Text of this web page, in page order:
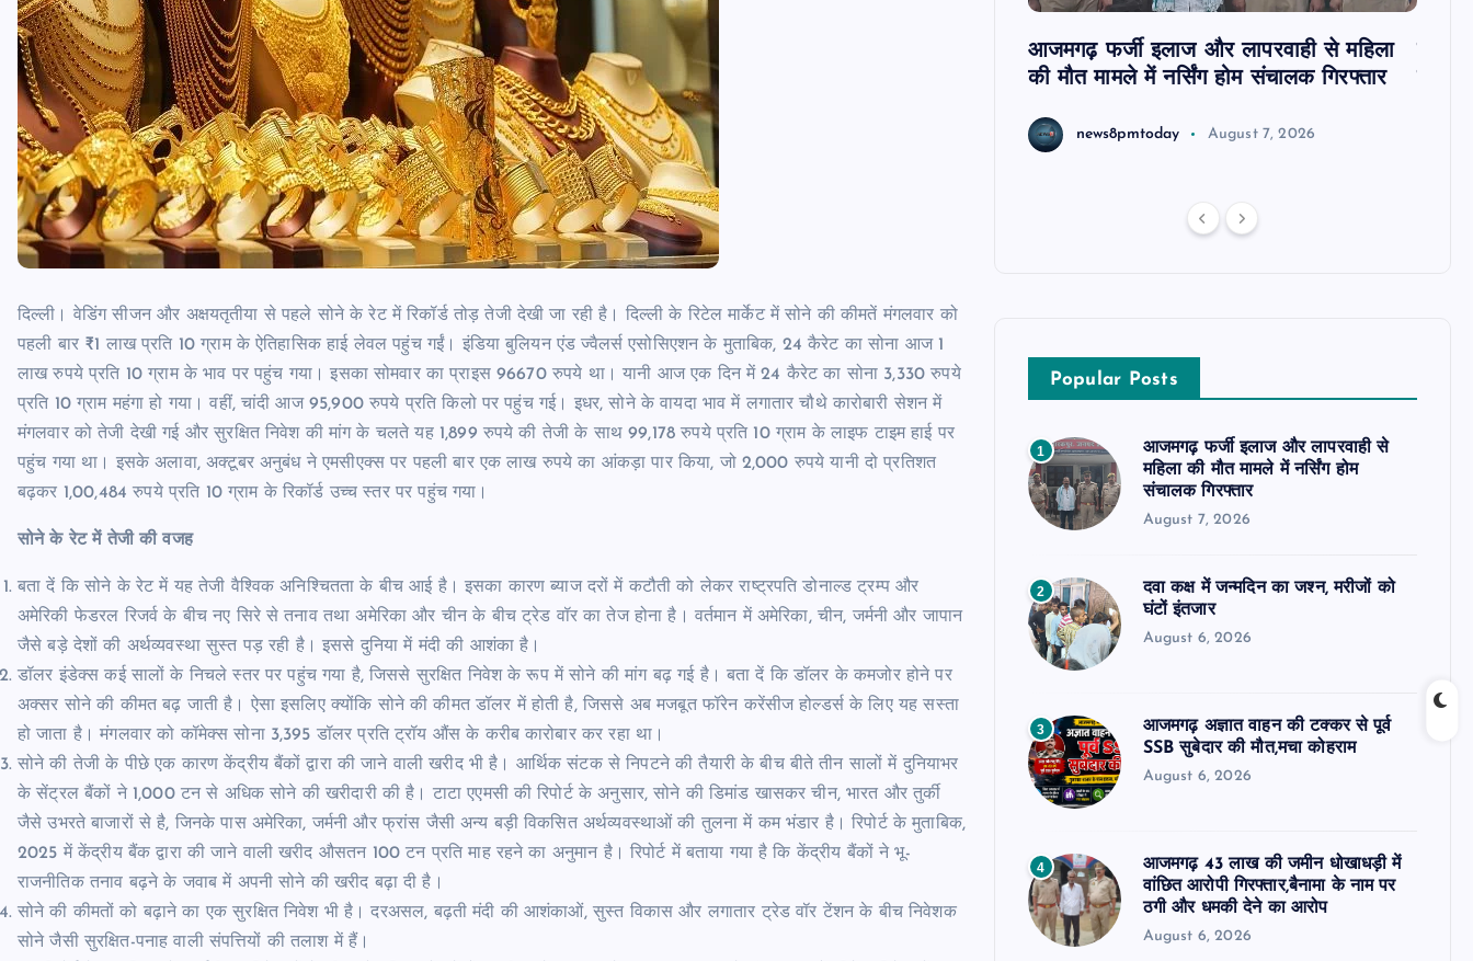
दिल्ली। वेडिंग सीजन और अक्षयतृतीया से पहले सोने के रेट में रिकॉर्ड तोड़ तेजी देखी जा रही है। दिल्ली के रिटेल मार्केट में सोने की कीमतें मंगलवार को
पहली बार ₹1 लाख प्रति 10 ग्राम के ऐतिहासिक हाई लेवल पहुंच गईं। इंडिया बुलियन एंड ज्वैलर्स एसोसिएशन के मुताबिक, 24 कैरेट का सोना आज 1
लाख रुपये प्रति 10 ग्राम के भाव पर पहुंच गया। इसका सोमवार का प्राइस 96670 रुपये था। यानी आज एक दिन में 24 कैरेट का सोना 3,330 रुपये
प्रति 10 ग्राम महंगा हो गया। वहीं, चांदी आज 95,900 रुपये प्रति किलो पर पहुंच गई। इधर, सोने के वायदा भाव में लगातार चौथे कारोबारी सेशन में
मंगलवार को तेजी देखी गई और सुरक्षित निवेश की मांग के चलते यह 1,899 रुपये की तेजी के साथ 99,178 रुपये प्रति 10 ग्राम के लाइफ टाइम हाई पर
पहुंच गया था। इसके अलावा, अक्टूबर अनुबंध ने एमसीएक्स पर पहली बार एक लाख रुपये का आंकड़ा पार किया, जो 2,000 रुपये यानी दो प्रतिशत
बढ़कर 1,00,484 रुपये प्रति 10 ग्राम के रिकॉर्ड उच्च स्तर पर पहुंच गया।
सोने के रेट में तेजी की वजह
बता दें कि सोने के रेट में यह तेजी वैश्विक अनिश्चितता के बीच आई है। इसका कारण ब्याज दरों में कटौती को लेकर राष्ट्रपति डोनाल्ड ट्रम्प और
अमेरिकी फेडरल रिजर्व के बीच नए सिरे से तनाव तथा अमेरिका और चीन के बीच ट्रेड वॉर का तेज होना है। वर्तमान में अमेरिका, चीन, जर्मनी और जापान
जैसे बड़े देशों की अर्थव्यवस्था सुस्त पड़ रही है। इससे दुनिया में मंदी की आशंका है।
डॉलर इंडेक्स कई सालों के निचले स्तर पर पहुंच गया है, जिससे सुरक्षित निवेश के रूप में सोने की मांग बढ़ गई है। बता दें कि डॉलर के कमजोर होने पर
अक्सर सोने की कीमत बढ़ जाती है। ऐसा इसलिए क्योंकि सोने की कीमत डॉलर में होती है, जिससे अब मजबूत फॉरेन करेंसीज होल्डर्स के लिए यह सस्ता
हो जाता है। मंगलवार को कॉमेक्स सोना 3,395 डॉलर प्रति ट्रॉय औंस के करीब कारोबार कर रहा था।
सोने की तेजी के पीछे एक कारण केंद्रीय बैंकों द्वारा की जाने वाली खरीद भी है। आर्थिक संटक से निपटने की तैयारी के बीच बीते तीन सालों में दुनियाभर
के सेंट्रल बैंकों ने 1,000 टन से अधिक सोने की खरीदारी की है। टाटा एएमसी की रिपोर्ट के अनुसार, सोने की डिमांड खासकर चीन, भारत और तुर्की
जैसे उभरते बाजारों से है, जिनके पास अमेरिका, जर्मनी और फ्रांस जैसी अन्य बड़ी विकसित अर्थव्यवस्थाओं की तुलना में कम भंडार है। रिपोर्ट के मुताबिक,
2025 में केंद्रीय बैंक द्वारा की जाने वाली खरीद औसतन 100 टन प्रति माह रहने का अनुमान है। रिपोर्ट में बताया गया है कि केंद्रीय बैंकों ने भू-
राजनीतिक तनाव बढ़ने के जवाब में अपनी सोने की खरीद बढ़ा दी है।
सोने की कीमतों को बढ़ाने का एक सुरक्षित निवेश भी है। दरअसल, बढ़ती मंदी की आशंकाओं, सुस्त विकास और लगातार ट्रेड वॉर टेंशन के बीच निवेशक
सोने जैसी सुरक्षित-पनाह वाली संपत्तियों की तलाश में हैं।
आजमगढ़ फर्जी इलाज और लापरवाही से महिला
की मौत मामले में नर्सिंग होम संचालक गिरफ्तार
news8pmtoday August 7, 2026
दवा
इंतजार
Popular Posts
1
आजमगढ़ फर्जी इलाज और लापरवाही से
महिला की मौत मामले में नर्सिंग होम
संचालक गिरफ्तार
August 7, 2026
2
दवा कक्ष में जन्मदिन का जश्न, मरीजों को
घंटों इंतजार
August 6, 2026
3
आजमगढ़ अज्ञात वाहन की टक्कर से पूर्व
SSB सुबेदार की मौत,मचा कोहराम
August 6, 2026
4
आजमगढ़ 43 लाख की जमीन धोखाधड़ी में
वांछित आरोपी गिरफ्तार,बैनामा के नाम पर
ठगी और धमकी देने का आरोप
August 6, 2026